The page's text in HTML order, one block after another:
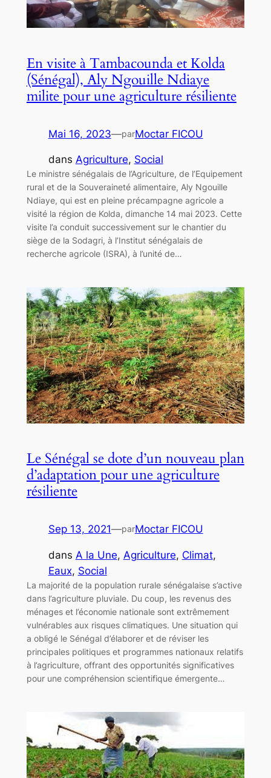
En visite à Tambacounda et Kolda
(Sénégal), Aly Ngouille Ndiaye
milite pour une agriculture résiliente
Mai 16, 2023—parMoctar FICOU
dans Agriculture, Social
Le ministre sénégalais de l’Agriculture, de l’Equipement
rural et de la Souveraineté alimentaire, Aly Ngouille
Ndiaye, qui est en pleine précampagne agricole a
visité la région de Kolda, dimanche 14 mai 2023. Cette
visite l’a conduit successivement sur le chantier du
siège de la Sodagri, à l’Institut sénégalais de
recherche agricole (ISRA), à l’unité de…
Le Sénégal se dote d’un nouveau plan
d’adaptation pour une agriculture
résiliente
Sep 13, 2021—parMoctar FICOU
dans A la Une, Agriculture, Climat
Eaux, Social
La majorité de la population rurale sénégalaise s’active
dans l’agriculture pluviale. Du coup, les revenus des
ménages et l’économie nationale sont extrêmement
vulnérables aux risques climatiques. Une situation qui
a obligé le Sénégal d’élaborer et de réviser les
principales politiques et programmes nationaux relatifs
à l’agriculture, offrant des opportunités significatives
pour une compréhension scientifique émergente…